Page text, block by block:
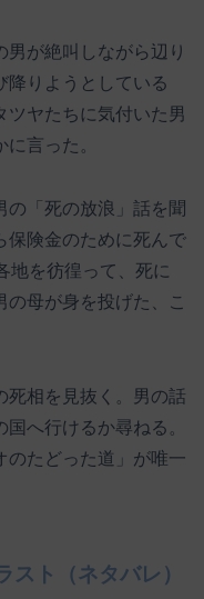
が絶叫しながら辺り
降りようとしている
ツヤたちに気付いた男
言った。
の「死の放浪」話を聞
保険金のために死んで
地を彷徨って、死に
母が身を投げた、こ
死相を見抜く。男の話
へ行けるか尋ねる。
のたどった道」が唯一
ト（ネタバレ）